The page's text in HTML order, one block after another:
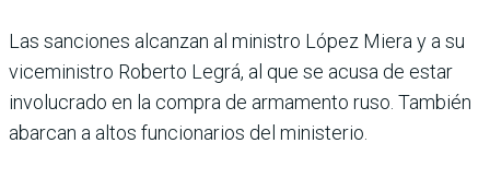
Las sanciones alcanzan al ministro López Miera y a su
viceministro Roberto Legrá, al que se acusa de estar
involucrado en la compra de armamento ruso. También
abarcan a altos funcionarios del ministerio.